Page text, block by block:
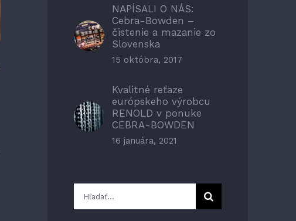
NAPÍSALI O NÁS:
Cebra-Bowden –
čistenie a mazanie zo
Slovenska
15 októbra, 2017
Kvalitné reťaze
európskeho výrobcu
RENOLD v ponuke
CEBRA-BOWDEN
16 januára, 2021
Hľadať: